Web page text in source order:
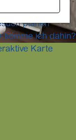
planen
komme ich dahin?
Karte